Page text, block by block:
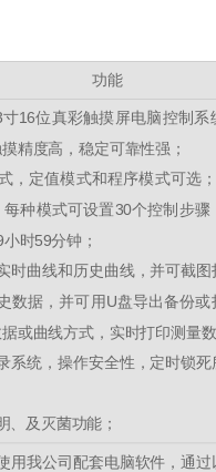
功能
寸16位真彩触摸屏电脑控制系
精度高，稳定可靠性强；
，定值模式和程序模式可选
种模式可设置30个控制步骤
时59分钟；
时曲线和历史曲线，并可截图
数据，并可用U盘导出备份或
或曲线方式，实时打印测量数
系统，操作安全性，定时锁死
、及灭菌功能；
用我公司配套电脑软件，通